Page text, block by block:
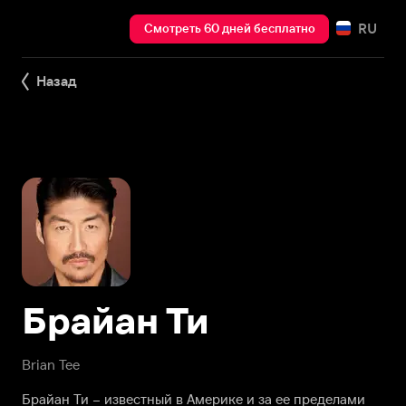
Смотреть 60 дней бесплатно RU
Назад
Brian Tee
Брайан Ти
Брайан Ти – известный в Америке и за ее пределами